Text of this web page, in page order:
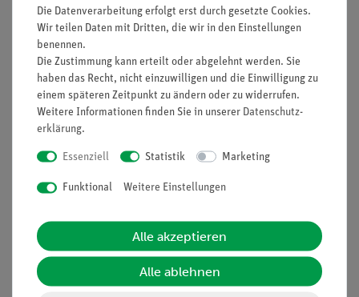
Artikel-Nr.:BLU-
PSEMOTORVV
Periodensystem,
Motorleinwand, 200 x
200 cm, Vollversion
Artikel-Nr.:54092-01
Fahrbarer
Experimentierstand 120
x 75 cm, Tischplatte 30
453,00 €
Die Datenverarbeitung erfolgt erst durch gesetzte Cookies.
Wir teilen Daten mit Dritten, die wir in den Einstellungen
benennen.
Die Zustimmung kann erteilt oder abgelehnt werden. Sie
haben das Recht, nicht einzuwilligen und die Einwilligung zu
einem späteren Zeitpunkt zu ändern oder zu widerrufen.
Weitere Informationen finden Sie in unserer Daten­schutz­
erklärung.
Essenziell Statistik Marketing
Funktional Weitere Einstellungen
Alle akzeptieren
Alle ablehnen